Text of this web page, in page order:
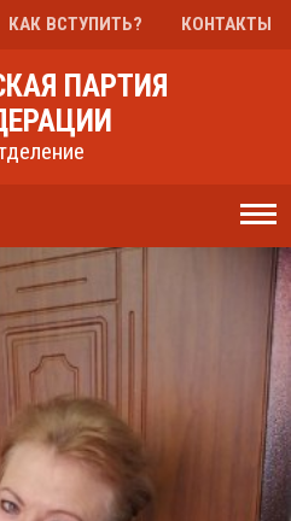
КАК ВСТУПИТЬ? КОНТАКТЫ
ПАРТИЯ